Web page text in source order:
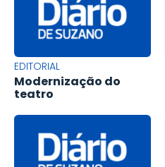
EDITORIAL
Modernização do
teatro